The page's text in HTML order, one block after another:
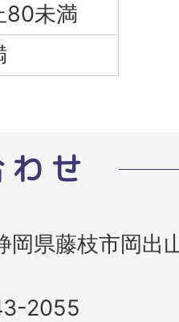
80未満
せ
県藤枝市岡出
2055